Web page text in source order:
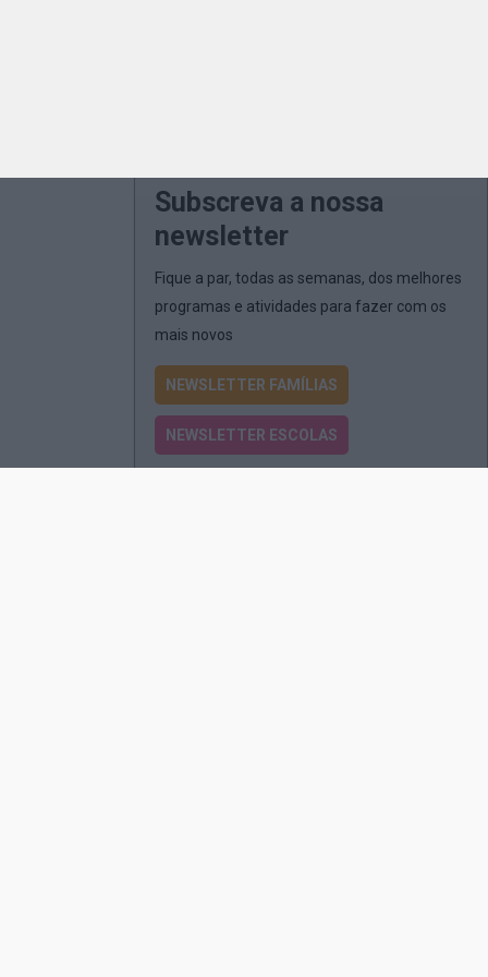
Subscreva a nossa
newsletter
Fique a par, todas as semanas, dos melhores
programas e atividades para fazer com os
mais novos
NEWSLETTER FAMÍLIAS
NEWSLETTER ESCOLAS